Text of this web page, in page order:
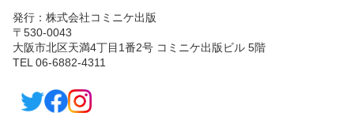
発行：株式会社コミニケ出版
〒530-0043
大阪市北区天満4丁目1番2号 コミニケ出版ビル 5階
TEL 06-6882-4311